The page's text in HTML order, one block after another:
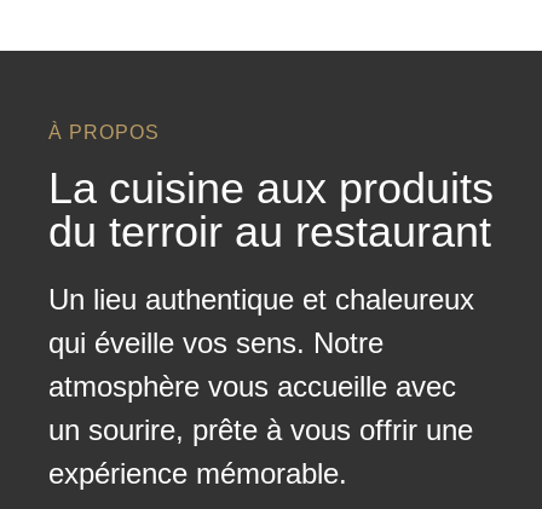
À PROPOS
La cuisine aux produits
du terroir au restaurant
Un lieu authentique et chaleureux
qui éveille vos sens. Notre
atmosphère vous accueille avec
un sourire, prête à vous offrir une
expérience mémorable.